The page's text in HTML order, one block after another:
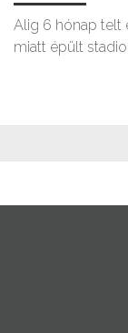
Alig 6 hónap telt
miatt épült